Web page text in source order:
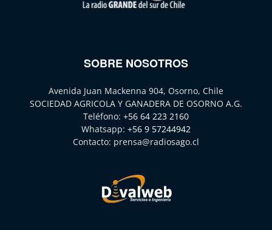
SOBRE NOSOTROS
Avenida Juan Mackenna 904, Osorno, Chile
SOCIEDAD AGRICOLA Y GANADERA DE OSORNO A.G.
Teléfono: +56 64 223 2160
Whatsapp: +56 9 57244942
Contacto: prensa@radiosago.cl